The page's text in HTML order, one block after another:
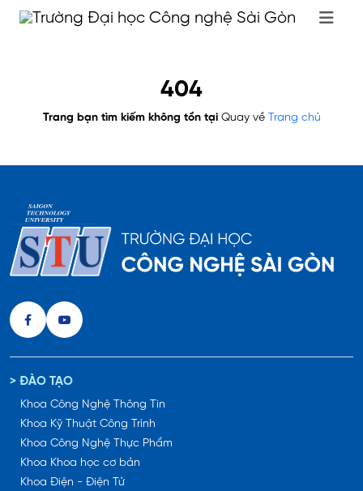
404
Trang bạn tìm kiếm không tồn tại Quay về Trang chủ
> ĐÀO TẠO
Khoa Công Nghệ Thông Tin
Khoa Kỹ Thuật Công Trình
Khoa Công Nghệ Thực Phẩm
Khoa Khoa học cơ bản
Khoa Điện - Điện Tử